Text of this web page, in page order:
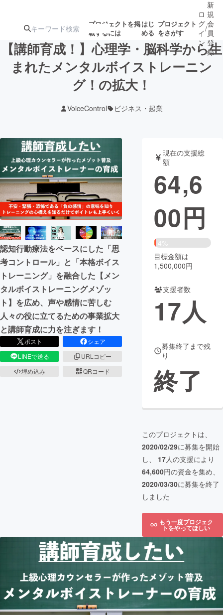
プロジェクトを掲
載するには
はじ
める
プロジェクト
をさがす
注目の新着プロ募集終了が近いプ
テクノロジー・ガジェット
映像・映画 書籍・雑誌
ビジネス・起業 チャレンジ
まちづくり・地域活性化
CAMPFIRE for Social Good
CAMPFIRE Creation
CAMPFIREふるさと納税
コミュニティ
ロ
グ
イ
ン
/
新
規
会
員
登
録
【講師育成！】心理学・脳科学から生
まれたメンタルボイストレーニン
グ！の拡大！
VoiceControl ビジネス・起業
認知行動療法をベースにした「思
考コントロール」と「本格ボイス
トレーニング」を融合した【メン
タルボイストレーニングメゾッ
ト】を広め、声や感情に苦しむ
人々の役に立てるための事業拡大
と講師育成に力を注ぎます！
ポスト
シェア
LINEで送る
URLコピー
埋め込み
QRコード
現在の支援総
額
64,6
00円
4%
目標金額は
1,500,000円
支援者数
17人
募集終了まで残
り
終了
このプロジェクトは、
2020/02/29に募集を開始
し、 17人の支援により
64,600円の資金を集め、
2020/03/30に募集を終了
しました
もう一度プロジェク
トをやってほしい